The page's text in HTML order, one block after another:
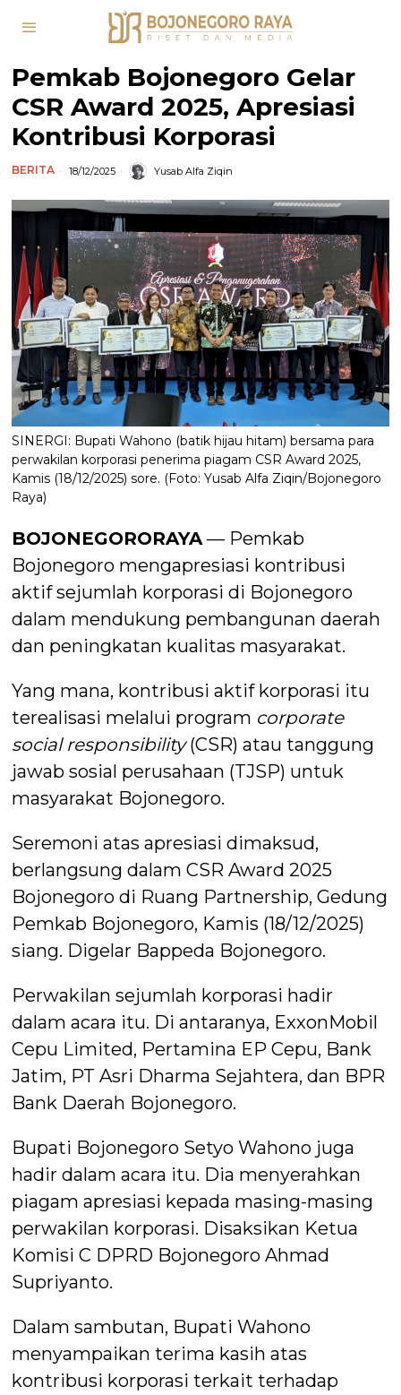
Pemkab Bojonegoro Gelar
CSR Award 2025, Apresiasi
Kontribusi Korporasi
BERITA 18/12/2025 Yusab Alfa Ziqin
SINERGI: Bupati Wahono (batik hijau hitam) bersama para
perwakilan korporasi penerima piagam CSR Award 2025,
Kamis (18/12/2025) sore. (Foto: Yusab Alfa Ziqin/Bojonegoro
Raya)
BOJONEGORORAYA — Pemkab
Bojonegoro mengapresiasi kontribusi
aktif sejumlah korporasi di Bojonegoro
dalam mendukung pembangunan daerah
dan peningkatan kualitas masyarakat.
Yang mana, kontribusi aktif korporasi itu
terealisasi melalui program corporate
social responsibility(CSR) atau tanggung
jawab sosial perusahaan (TJSP) untuk
masyarakat Bojonegoro.
Seremoni atas apresiasi dimaksud,
berlangsung dalam CSR Award 2025
Bojonegoro di Ruang Partnership, Gedung
Pemkab Bojonegoro, Kamis (18/12/2025)
siang. Digelar Bappeda Bojonegoro.
Perwakilan sejumlah korporasi hadir
dalam acara itu. Di antaranya, ExxonMobil
Cepu Limited, Pertamina EP Cepu, Bank
Jatim, PT Asri Dharma Sejahtera, dan BPR
Bank Daerah Bojonegoro.
Bupati Bojonegoro Setyo Wahono juga
hadir dalam acara itu. Dia menyerahkan
piagam apresiasi kepada masing-masing
perwakilan korporasi. Disaksikan Ketua
Komisi C DPRD Bojonegoro Ahmad
Supriyanto.
Dalam sambutan, Bupati Wahono
menyampaikan terima kasih atas
kontribusi korporasi terkait terhadap